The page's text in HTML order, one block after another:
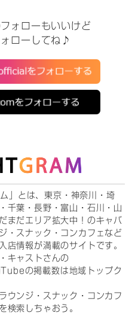
ォローもいいけど
ローしてね♪
」とは、東京・神奈川・埼
千葉・長野・富山・石川・山
まだエリア拡大中！のキャバ
・スナック・コンカフェなど
店情報が満載のサイトです。
キャストさんの
の掲載数は地域トップク
ウンジ・スナック・コンカフ
検索しちゃおう。